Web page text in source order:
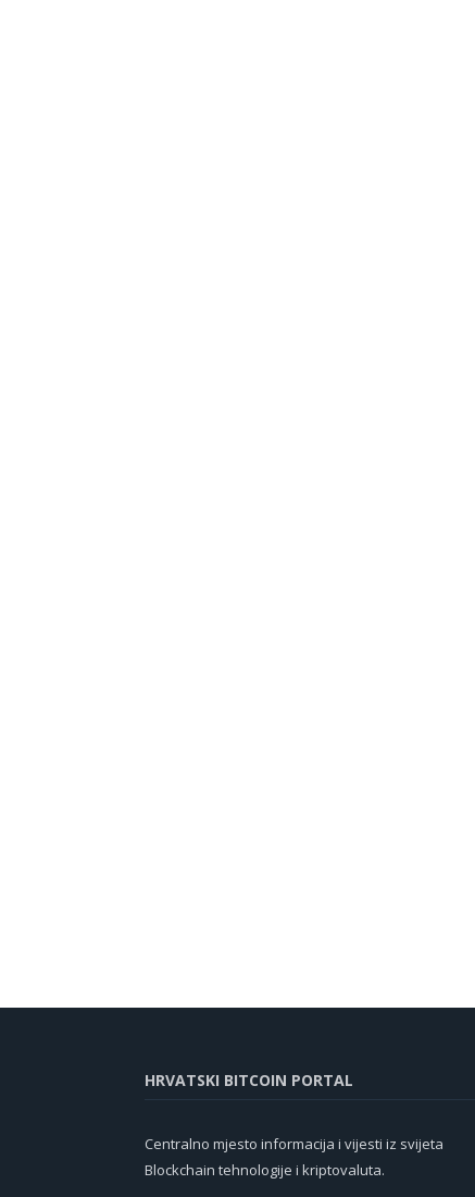
HRVATSKI BITCOIN PORTAL
Centralno mjesto informacija i vijesti iz svijeta
Blockchain tehnologije i kriptovaluta.